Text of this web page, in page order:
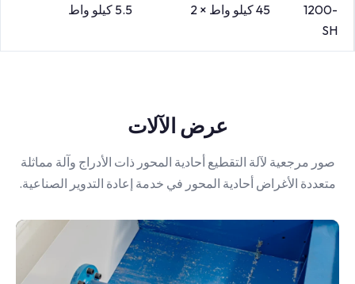
1200-
SH
45 كيلو واط × 2 5.5 كيلو واط
عرض الآلات
صور مرجعية لآلة التقطيع أحادية المحور ذات الأدراج وآلة مماثلة
متعددة الأغراض أحادية المحور في خدمة إعادة التدوير الصناعية.